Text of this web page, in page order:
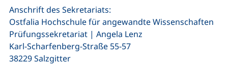
Anschrift des Sekretariats:
Ostfalia Hochschule für angewandte Wissenschaften
Prüfungssekretariat | Angela Lenz
Karl-Scharfenberg-Straße 55-57
38229 Salzgitter